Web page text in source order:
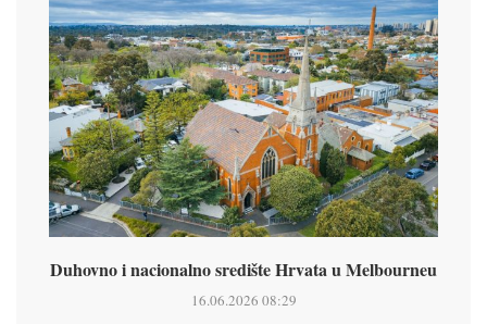
Duhovno i nacionalno središte Hrvata u Melbourneu
16.06.2026 08:29